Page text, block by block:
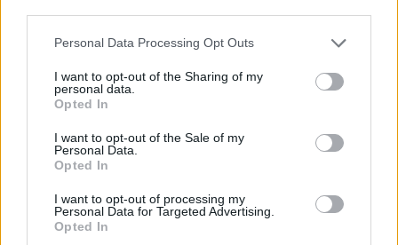
Personal Data Processing Opt Outs
I want to opt-out of the Sharing of my
personal data.
Opted In
I want to opt-out of the Sale of my
Personal Data.
Opted In
I want to opt-out of processing my
Personal Data for Targeted Advertising.
Opted In
Marco Palestra, a un passo dall’Inter . Come
raccontato in esclusiva nella giornata di ieri,